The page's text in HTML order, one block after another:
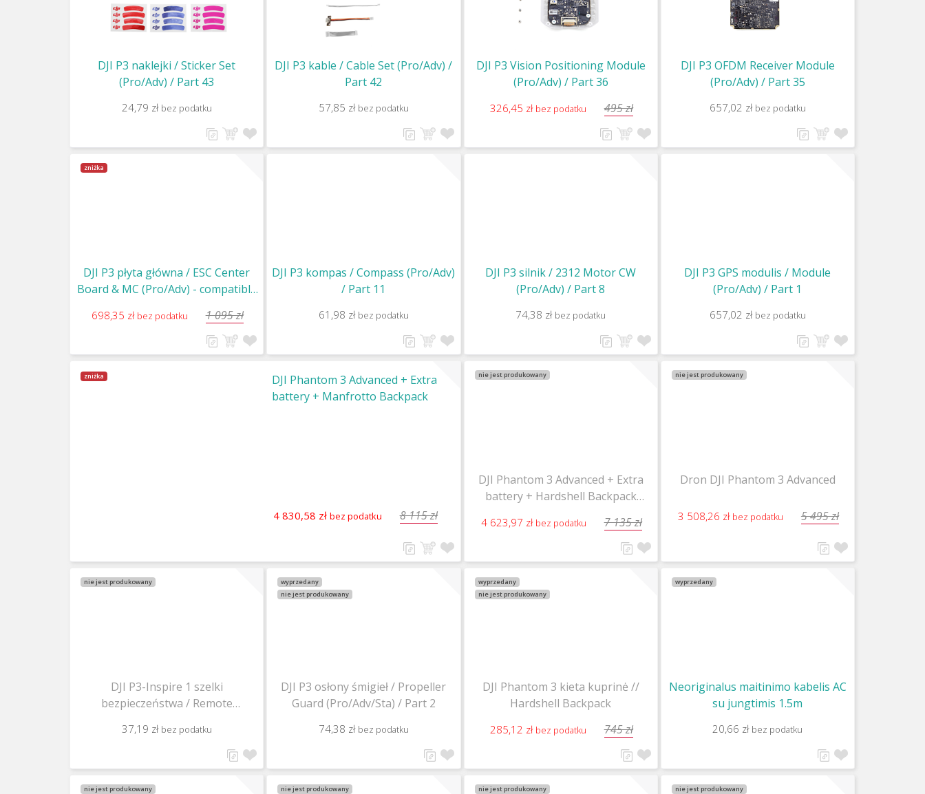
DJI P3 naklejki / Sticker Set
(Pro/Adv) / Part 43
24,79 zł bez podatku
DJI P3 kable / Cable Set (Pro/Adv) /
Part 42
57,85 zł bez podatku
DJI P3 Vision Positioning Module
(Pro/Adv) / Part 36
326,45 zł bez podatku 495 zł
DJI P3 OFDM Receiver Module
(Pro/Adv) / Part 35
657,02 zł bez podatku
zniżka
DJI P3 płyta główna / ESC Center
Board & MC (Pro/Adv) - compatible
698,35 zł bez podatku 1 095 zł
DJI P3 kompas / Compass (Pro/Adv)
/ Part 11
61,98 zł bez podatku
DJI P3 silnik / 2312 Motor CW
(Pro/Adv) / Part 8
74,38 zł bez podatku
DJI P3 GPS modulis / Module
(Pro/Adv) / Part 1
657,02 zł bez podatku
zniżka
DJI Phantom 3 Advanced + Extra
battery + Manfrotto Backpack
4 830,58 zł bez podatku 8 115 zł
nie jest produkowany
DJI Phantom 3 Advanced + Extra
battery + Hardshell Backpack
4 623,97 zł bez podatku 7 135 zł
nie jest produkowany
Dron DJI Phantom 3 Advanced
3 508,26 zł bez podatku 5 495 zł
nie jest produkowany
DJI P3-Inspire 1 szelki
bezpieczeństwa / Remote
37,19 zł bez podatku
wyprzedany
nie jest produkowany
DJI P3 osłony śmigieł / Propeller
Guard (Pro/Adv/Sta) / Part 2
74,38 zł bez podatku
wyprzedany
nie jest produkowany
DJI Phantom 3 kieta kuprinė //
Hardshell Backpack
285,12 zł bez podatku 745 zł
wyprzedany
Neoriginalus maitinimo kabelis AC
su jungtimis 1.5m
20,66 zł bez podatku
nie jest produkowany nie jest produkowany nie jest produkowany nie jest produkowany